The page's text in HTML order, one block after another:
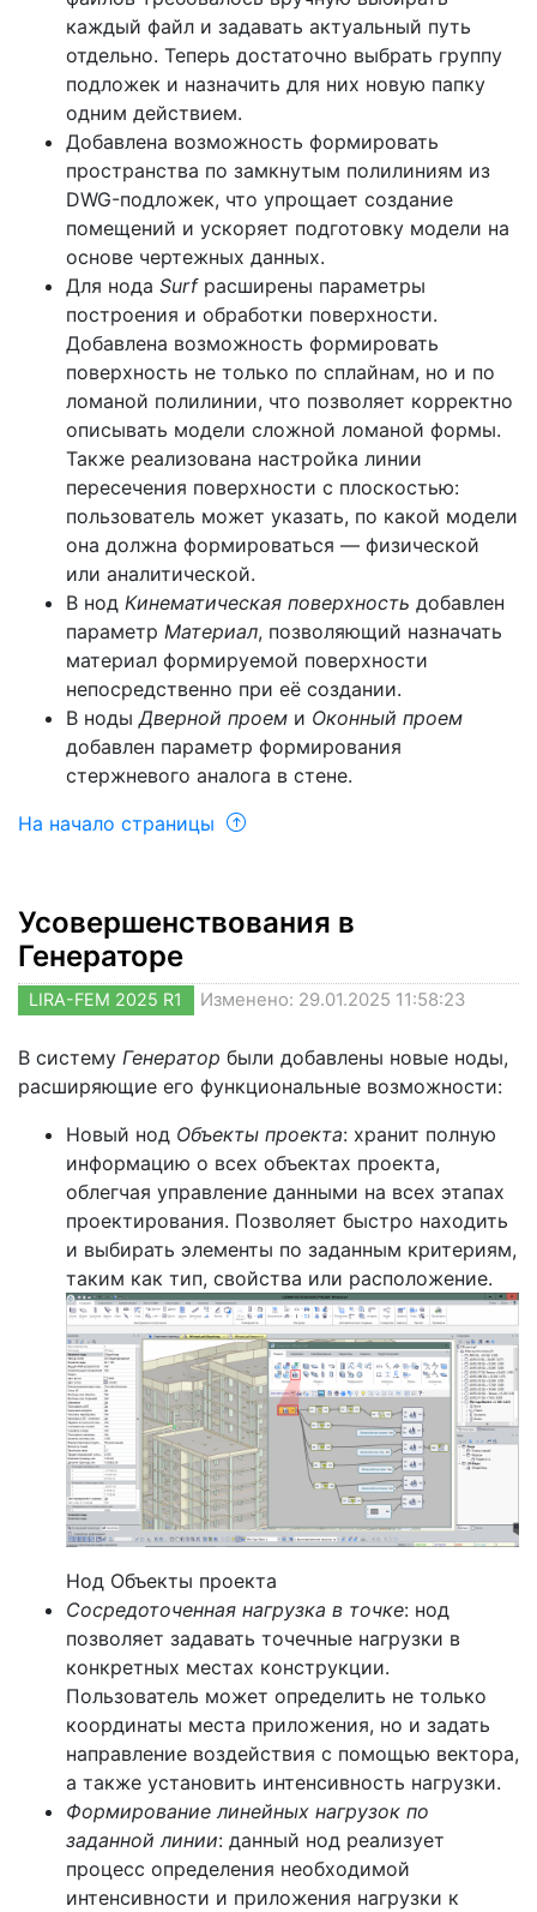
каждый файл и задавать актуальный путь
отдельно. Теперь достаточно выбрать группу
подложек и назначить для них новую папку
одним действием.
Добавлена возможность формировать
пространства по замкнутым полилиниям из
DWG-подложек, что упрощает создание
помещений и ускоряет подготовку модели на
основе чертежных данных.
Для нода Surfрасширены параметры
построения и обработки поверхности.
Добавлена возможность формировать
поверхность не только по сплайнам, но и по
ломаной полилинии, что позволяет корректно
описывать модели сложной ломаной формы.
Также реализована настройка линии
пересечения поверхности с плоскостью:
пользователь может указать, по какой модели
она должна формироваться — физической
или аналитической.
В нод Кинематическая поверхность добавлен
параметр Материал, позволяющий назначать
материал формируемой поверхности
непосредственно при её создании.
В нодыДверной проем и Оконный проем
добавлен параметр формирования
стержневого аналога в стене.
На начало страницы
Усовершенствования в
Генераторе
LIRA-FEM 2025 R1 Изменено: 29.01.2025 11:58:23
В систему Генератор были добавлены новые ноды,
расширяющие его функциональные возможности:
Новый нод Объекты проекта: хранит полную
информацию о всех объектах проекта,
облегчая управление данными на всех этапах
проектирования. Позволяет быстро находить
и выбирать элементы по заданным критериям,
таким как тип, свойства или расположение.
Нод Объекты проекта
Сосредоточенная нагрузка в точке: нод
позволяет задавать точечные нагрузки в
конкретных местах конструкции.
Пользователь может определить не только
координаты места приложения, но и задать
направление воздействия с помощью вектора,
а также установить интенсивность нагрузки.
Формирование линейных нагрузок по
заданной линии: данный нод реализует
процесс определения необходимой
интенсивности и приложения нагрузки к